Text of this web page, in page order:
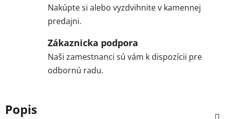
Nakúpte si alebo vyzdvihnite v kamennej
predajni.
Zákaznicka podpora
Naši zamestnanci sú vám k dispozícii pre
odbornú radu.
Popis